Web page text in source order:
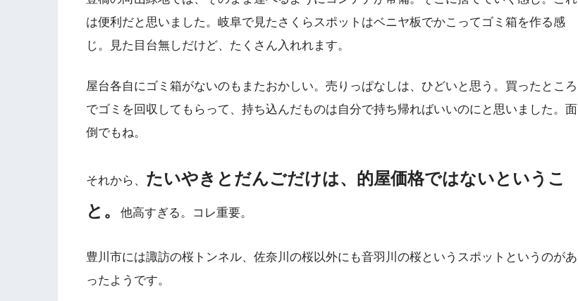
は便利だと思いました。岐阜で見たさくらスポットはベニヤ板でかこってゴミ箱を作る感
じ。見た目台無しだけど、たくさん入れれます。
屋台各自にゴミ箱がないのもまたおかしい。売りっぱなしは、ひどいと思う。買ったところ
でゴミを回収してもらって、持ち込んだものは自分で持ち帰ればいいのにと思いました。面
倒でもね。
それから、 たいやきとだんごだけは、的屋価格ではないというこ
と。
他高すぎる。コレ重要。
豊川市には諏訪の桜トンネル、佐奈川の桜以外にも音羽川の桜というスポットというのがあ
ったようです。